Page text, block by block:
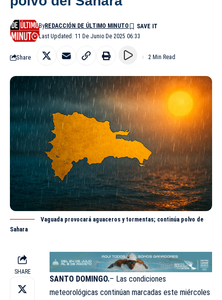
Last Updated: 11 De Junio De 2025 06:33
ByREDACCIÓN DE ÚLTIMO MINUTO
Share 2 Min Read
Vaguada provocará aguaceros y tormentas; continúa polvo de
Sahara
SHARE
SANTO DOMINGO.– Las condiciones
meteorológicas continúan marcadas este miércoles